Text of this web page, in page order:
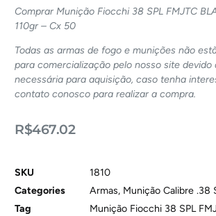
Comprar Munição Fiocchi 38 SPL FMJTC
110gr – Cx 50
Todas as armas de fogo e munições não
para comercialização pelo nosso site
necessária para aquisição, caso tenha
contato conosco para realizar a compra.
R$467.02
SKU
1810
Categories
Armas, Munição Calibre .38
Tag
Munição Fiocchi 38 SPL